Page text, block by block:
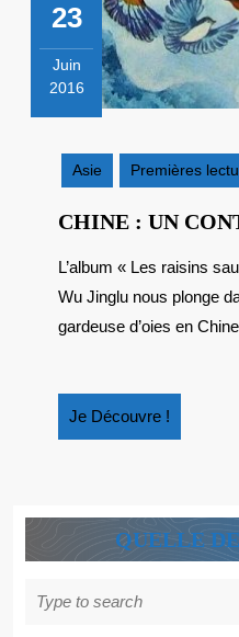
23
Juin
2016
2016
Asie
Premières
CHINE : UN
L’album « Les raisins sauvages » de Ge Cuilin et
Wu Jinglu nous plonge
gardeuse d’oies en
Je Découvre !
Découvre
QUELLE
for: